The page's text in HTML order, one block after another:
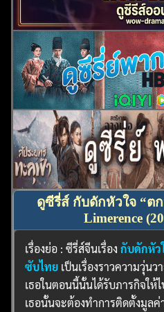
ค้นหา
สำหรับ:
ดูซีรี่ส์ กับดักหัวใจ “ต
Limerence
เรื่องย่อ : ซีรี่ส์จีนเรื่องกับดักหัว
ซับไทย เป็นเรื่องราวความวุ่นว
เธอในตอนนี้นั้นได้รับภารกิจให้
เธอนั้นจะต้องทำการติดตั้งมูลค่